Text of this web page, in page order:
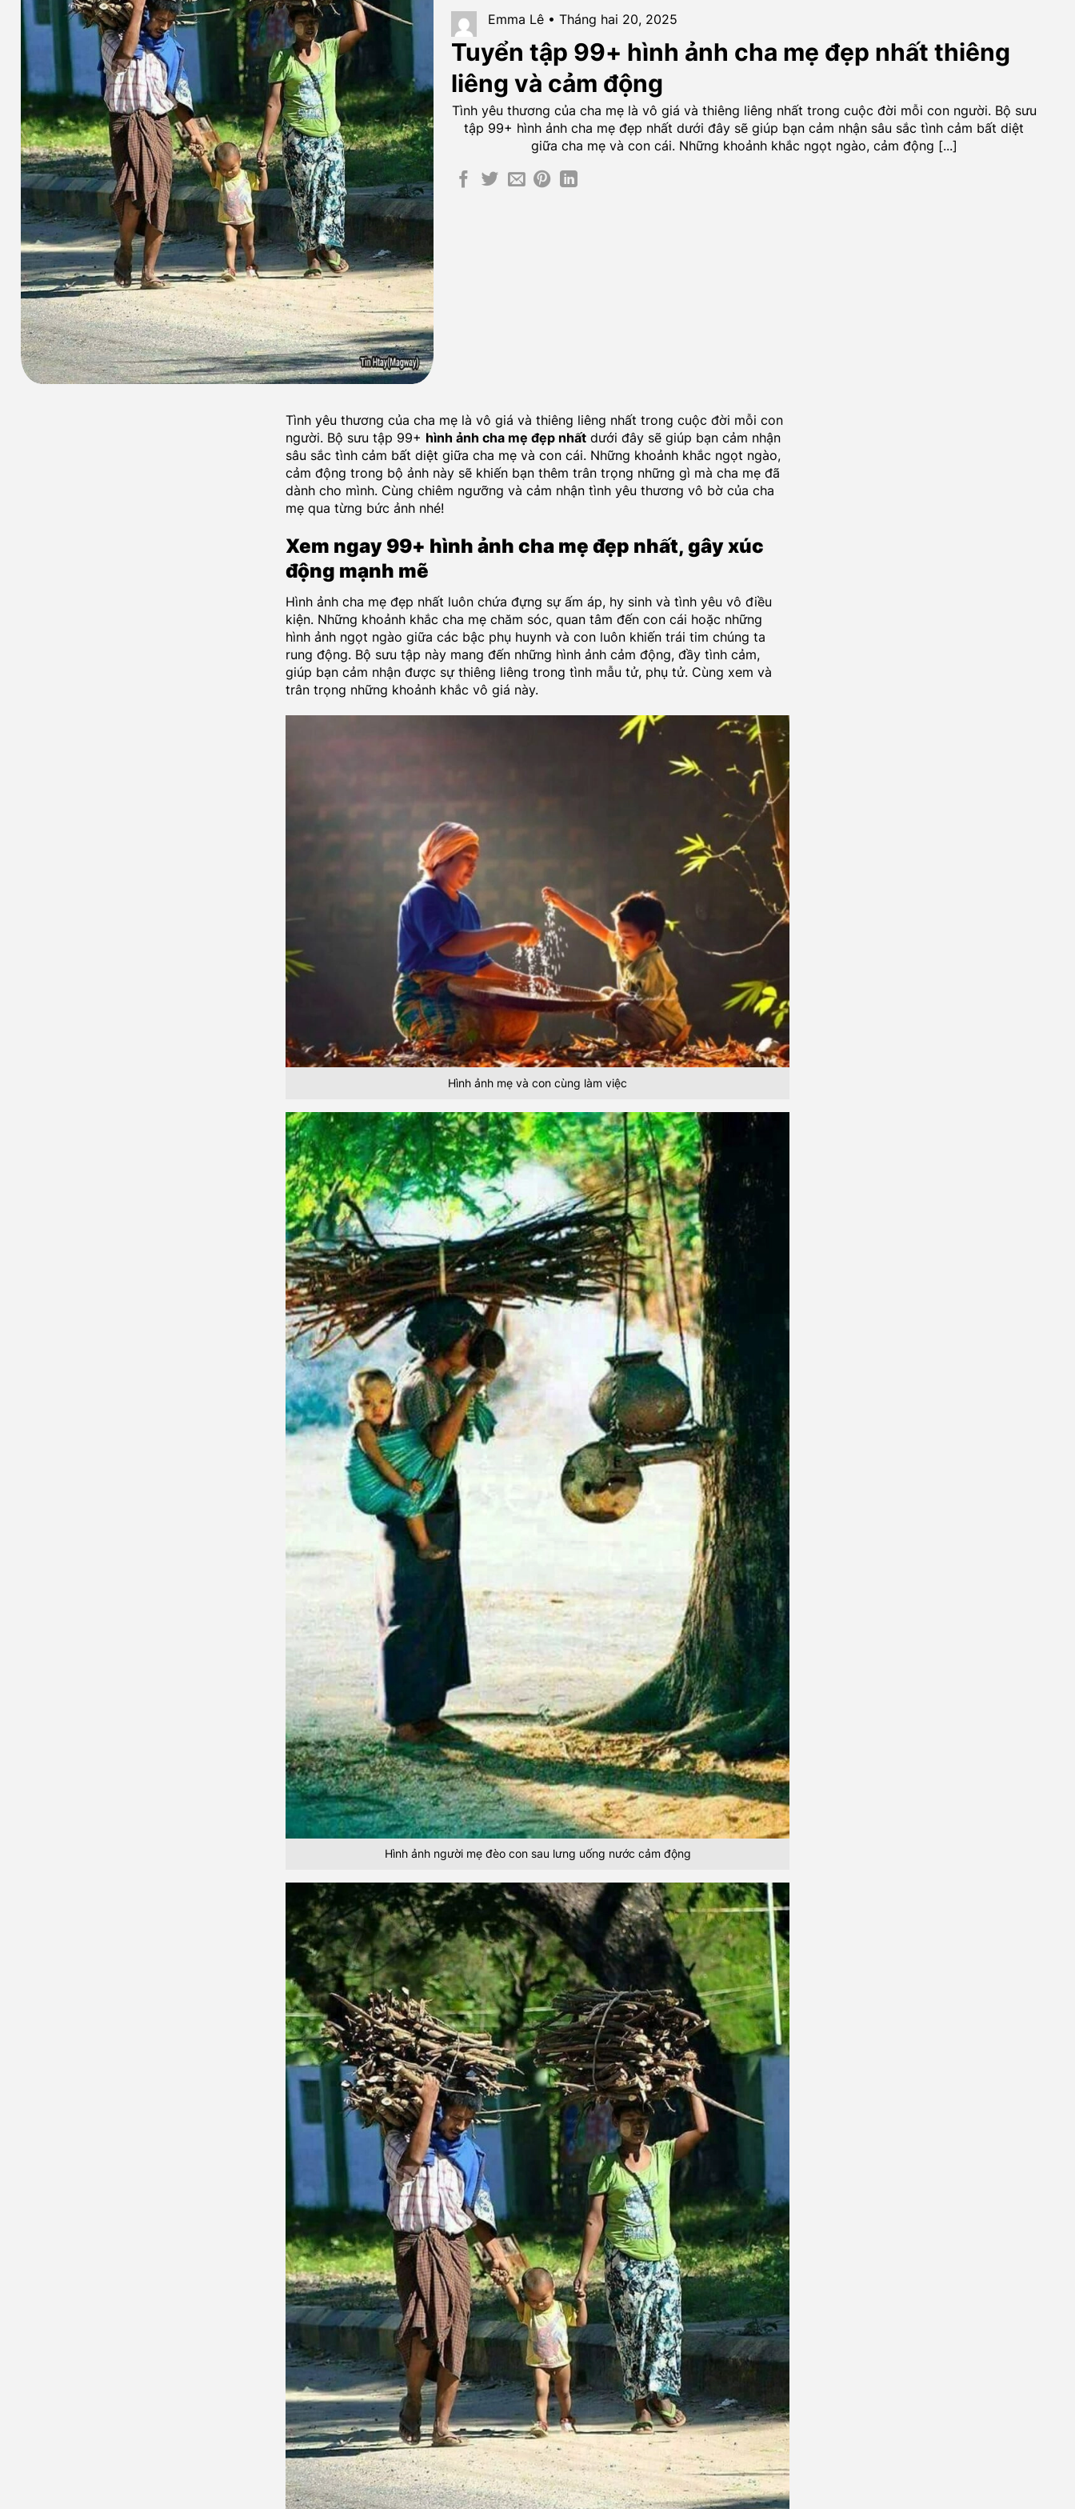
Emma Lê • Tháng hai 20, 2025
Tuyển tập 99+ hình ảnh cha mẹ đẹp nhất thiêng
liêng và cảm động
Tình yêu thương của cha mẹ là vô giá và thiêng liêng nhất trong cuộc đời mỗi con người. Bộ sưu
tập 99+ hình ảnh cha mẹ đẹp nhất dưới đây sẽ giúp bạn cảm nhận sâu sắc tình cảm bất diệt
giữa cha mẹ và con cái. Những khoảnh khắc ngọt ngào, cảm động [...]
Tình yêu thương của cha mẹ là vô giá và thiêng liêng nhất trong cuộc đời mỗi con
người. Bộ sưu tập 99+ hình ảnh cha mẹ đẹp nhấtdưới đây sẽ giúp bạn cảm nhận
sâu sắc tình cảm bất diệt giữa cha mẹ và con cái. Những khoảnh khắc ngọt ngào,
cảm động trong bộ ảnh này sẽ khiến bạn thêm trân trọng những gì mà cha mẹ đã
dành cho mình. Cùng chiêm ngưỡng và cảm nhận tình yêu thương vô bờ của cha
mẹ qua từng bức ảnh nhé!
Xem ngay 99+ hình ảnh cha mẹ đẹp nhất, gây xúc
động mạnh mẽ
Hình ảnh cha mẹ đẹp nhất luôn chứa đựng sự ấm áp, hy sinh và tình yêu vô điều
kiện. Những khoảnh khắc cha mẹ chăm sóc, quan tâm đến con cái hoặc những
hình ảnh ngọt ngào giữa các bậc phụ huynh và con luôn khiến trái tim chúng ta
rung động. Bộ sưu tập này mang đến những hình ảnh cảm động, đầy tình cảm,
giúp bạn cảm nhận được sự thiêng liêng trong tình mẫu tử, phụ tử. Cùng xem và
trân trọng những khoảnh khắc vô giá này.
Hình ảnh mẹ và con cùng làm việc
Hình ảnh người mẹ đèo con sau lưng uống nước cảm động